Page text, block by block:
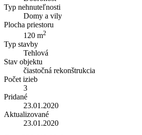
Typ nehnuteľnosti
Domy a vily
Plocha priestoru
120 m2
Typ stavby
Tehlová
Stav objektu
čiastočná rekonštrukcia
Počet izieb
3
Pridané
23.01.2020
Aktualizované
23.01.2020